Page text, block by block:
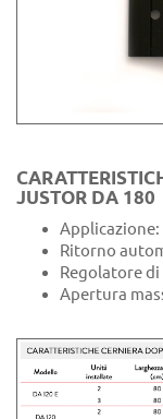
JUSTOR DA 180
Ritorno
Regolatore
Apertura